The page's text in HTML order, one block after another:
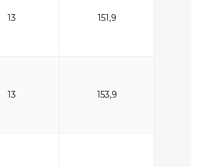
13 151,9
13 153,9